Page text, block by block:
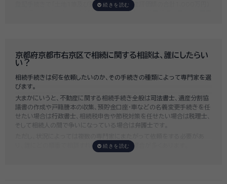
登記手続きで「土地1筆及び建物1棟（固定資産評価額の合計1,000万円）
せると100万円近くかそれ以上費用がかかってしまう場合もあるなど、非
常に高額になります。
もりをお出ししております。予算に合わせてご自身で対応できないものの
み依頼することも可能ですので、まずはお気軽にご相談ください。
京都府京都市右京区で相続に関する相談は、誰にしたらい
い？
相続手続きは何を依頼したいのか、その手続きの種類によって専門家を選
びます。
大まかにいうと、不動産に関する相続手続き全般は司法書士 、遺産分割協
議書の作成や戸籍謄本の収集、預貯金口座・車などの名義変更手続きを任
せたい場合は行政書士 、相続税申告や節税対策を任せたい場合は税理士
そして相続人の間で争いになっている場合は弁護士 です。
り、誰にどの順番で相談すればいいのか迷う場合が多くあります。